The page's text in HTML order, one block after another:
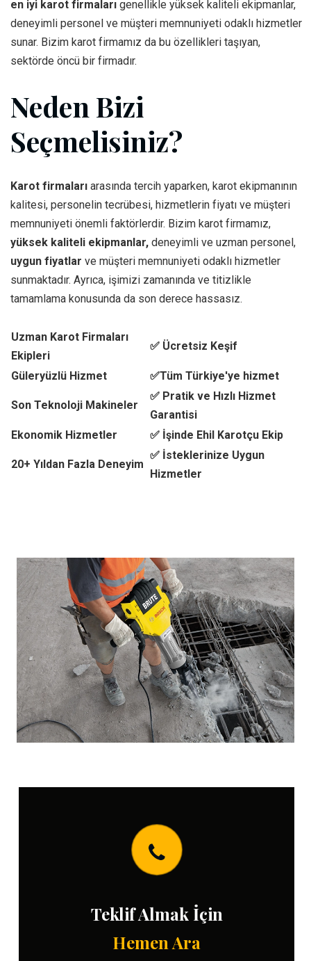
en iyi karot firmaları genellikle yüksek kaliteli ekipmanlar,
deneyimli personel ve müşteri memnuniyeti odaklı hizmetler
sunar. Bizim karot firmamız da bu özellikleri taşıyan,
sektörde öncü bir firmadır.
Neden Bizi
Seçmelisiniz?
Karot firmaları arasında tercih yaparken, karot ekipmanının
kalitesi, personelin tecrübesi, hizmetlerin fiyatı ve müşteri
memnuniyeti önemli faktörlerdir. Bizim karot firmamız,
yüksek kaliteli ekipmanlar, deneyimli ve uzman personel,
uygun fiyatlar ve müşteri memnuniyeti odaklı hizmetler
sunmaktadır. Ayrıca, işimizi zamanında ve titizlikle
tamamlama konusunda da son derece hassasız.
Uzman Karot Firmaları
Ekipleri
✅ Ücretsiz Keşif
Güleryüzlü Hizmet ✅Tüm Türkiye'ye hizmet
Son Teknoloji Makineler
✅ Pratik ve Hızlı Hizmet
Garantisi
Ekonomik Hizmetler
✅ İşinde Ehil Karotçu Ekip
20+ Yıldan Fazla Deneyim
✅ İsteklerinize Uygun
Hizmetler
Teklif Almak İçin
Hemen Ara